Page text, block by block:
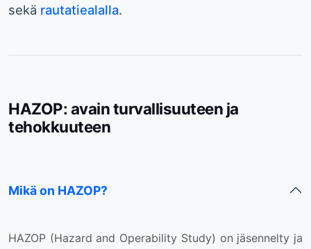
sekä rautatiealalla.
HAZOP: avain turvallisuuteen ja
tehokkuuteen
Mikä on HAZOP?
HAZOP (Hazard and Operability Study) on jäsennelty ja